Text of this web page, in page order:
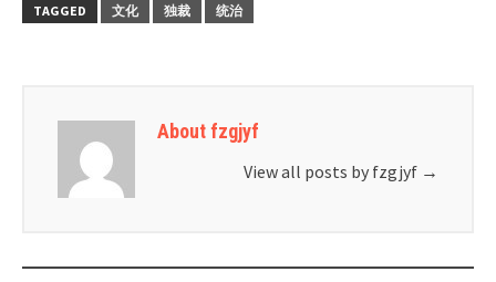
TAGGED
文化 独裁 统治
About fzgjyf
View all posts by fzgjyf →